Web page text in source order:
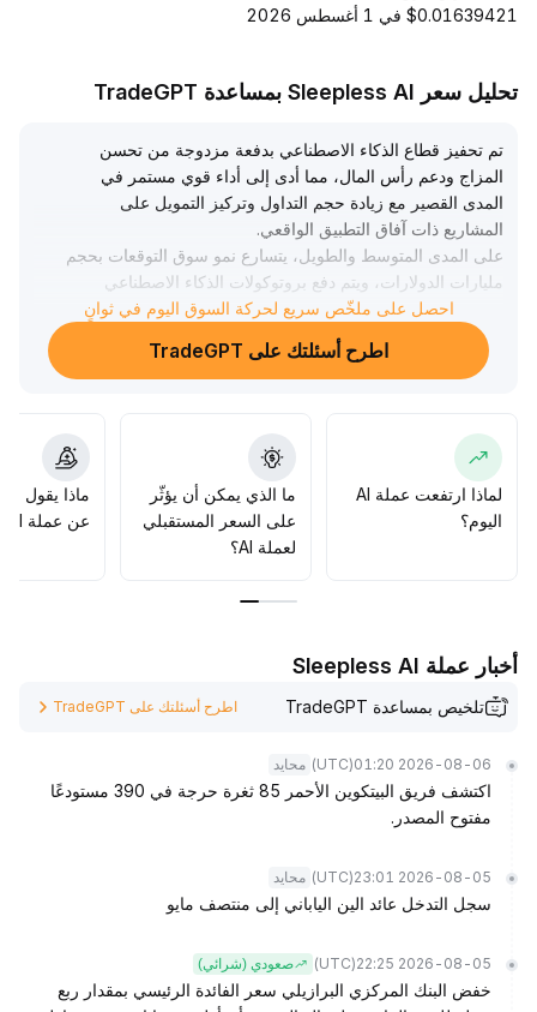
$0.01639421 في 1 أغسطس 2026
تحليل سعر Sleepless AI بمساعدة TradeGPT
تم تحفيز قطاع الذكاء الاصطناعي بدفعة مزدوجة من تحسن
المزاج ودعم رأس المال، مما أدى إلى أداء قوي مستمر في
المدى القصير مع زيادة حجم التداول وتركيز التمويل على
المشاريع ذات آفاق التطبيق الواقعي.
على المدى المتوسط والطويل، يتسارع نمو سوق التوقعات بحجم
مليارات الدولارات، ويتم دفع بروتوكولات الذكاء الاصطناعي
اللامركزية الجوهرية بسرعة، كما يعزز الاستثمار الرأسمالي
منطق تطوير التكنولوجيا وتوسيع النظام البيئي
يُنصح بمراقبة تراجع القطاع إلى مناطق الدعم الرئيسية (استنادًا
المتميزة تدريجياً، مع إعطاء الأولوية لإدارة المخاطر، وتنفيذ وقف
الخسارة بصرامة لمواجهة تقلبات المدى القصير، واغتنام فرص
النمو المؤكد على المدى المتوسط والطويل بنشاط.
احصل على ملخّص سريع لحركة السوق اليوم في ثوانٍ
اطرح أسئلتك على TradeGPT
لماذا ارتفعت عملة AI
اليوم؟
ما الذي يمكن أن يؤثّر
على السعر المستقبلي
لعملة AI؟
ماذا يقول
عن عملة AI؟
أخبار عملة Sleepless AI
تلخيص بمساعدة TradeGPT اطرح أسئلتك على TradeGPT
2026-08-06 01:20
(UTC) محايد
اكتشف فريق البيتكوين الأحمر 85 ثغرة حرجة في 390 مستودعًا
مفتوح المصدر.
2026-08-05 23:01
(UTC) محايد
سجل التدخل عائد الين الياباني إلى منتصف مايو
2026-08-05 22:25
(UTC) صعودي (شرائي)
خفض البنك المركزي البرازيلي سعر الفائدة الرئيسي بمقدار ربع